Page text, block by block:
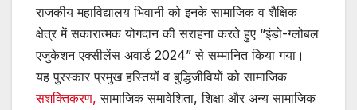
राजकीय महाविद्यालय भिवानी को इनके सामाजिक व शैक्षिक
क्षेत्र में सकारात्मक योगदान की सराहना करते हुए “इंडो-ग्लोबल
एजुकेशन एक्सीलेंस अवार्ड 2024” से सम्मानित किया गया।
यह पुरस्कार प्रमुख हस्तियों व बुद्धिजीवियों को सामाजिक
सशक्तिकरण, सामाजिक समावेशिता, शिक्षा और अन्य सामाजिक